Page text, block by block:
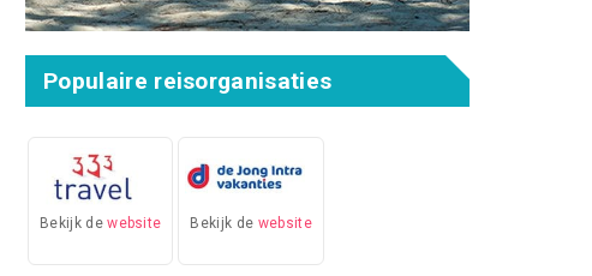
Populaire reisorganisaties
Bekijk dewebsite Bekijk de website